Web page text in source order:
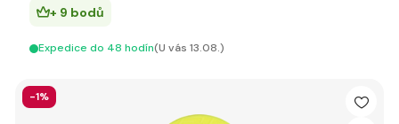
+ 9 bodů
Expedice do 48 hodín(U vás 13.08.)
-1%